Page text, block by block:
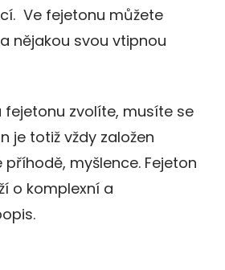
Ve fejetonu můžete
nějakou svou vtipnou
fejetonu zvolíte, musíte se
je totiž vždy založen
myšlence. Fejeton
o komplexní a